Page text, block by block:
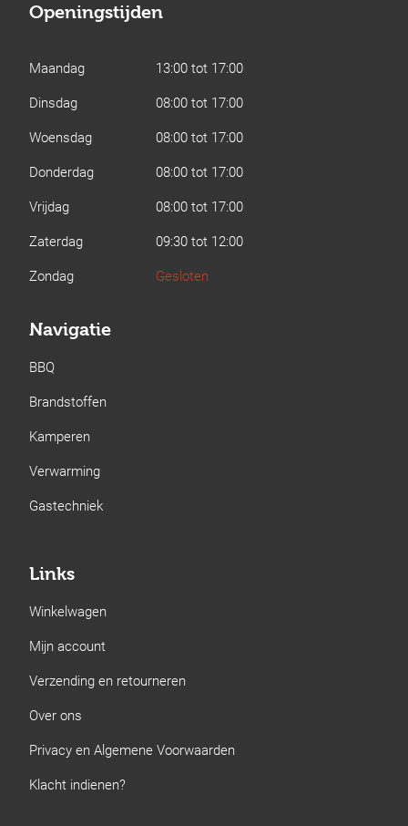
Openingstijden
Maandag
13:00 tot 17:00
Dinsdag
08:00 tot 17:00
Woensdag
08:00 tot 17:00
Donderdag
08:00 tot 17:00
Vrijdag
08:00 tot 17:00
Zaterdag
09:30 tot 12:00
Zondag
Gesloten
Navigatie
BBQ
Brandstoffen
Kamperen
Verwarming
Gastechniek
Links
Winkelwagen
Mijn account
Verzending en retourneren
Over ons
Privacy en Algemene Voorwaarden
Klacht indienen?